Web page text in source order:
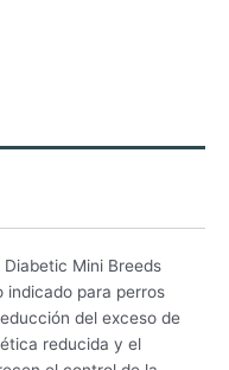
Mini Breeds
indicado para perros
del exceso de
reducida y el